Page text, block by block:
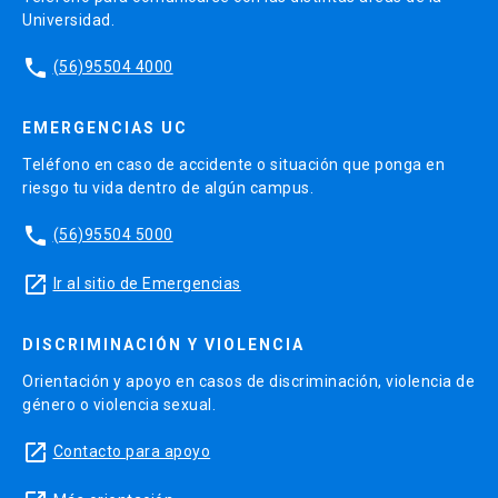
Universidad.
phone (56)95504 4000
EMERGENCIAS UC
Teléfono en caso de accidente o situación que ponga en
riesgo tu vida dentro de algún campus.
phone (56)95504 5000
launch Ir al sitio de Emergencias
DISCRIMINACIÓN Y VIOLENCIA
Orientación y apoyo en casos de discriminación, violencia de
género o violencia sexual.
launch Contacto para apoyo